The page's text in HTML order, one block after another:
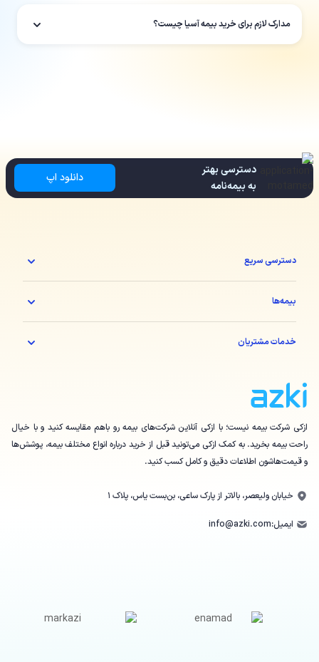
مدارک لازم برای خرید بیمه آسیا چیست؟
دسترسی بهتر
به بیمه‌نامه
دانلود اپ
ازکی شرکت بیمه نیست؛ با ازکی آنلاین شرکت‌های بیمه رو باهم مقایسه کنید و با خیال
راحت بیمه بخرید. به کمک ازکی می‌تونید قبل از خرید درباره انواع مختلف بیمه، پوشش‌ها
و قیمت‌هاشون اطلاعات دقیق و کامل کسب کنید.
خیابان ولیعصر، بالاتر از پارک ساعی، بن‌بست یاس، پلاک ۱
ایمیل:info@azki.com
دسترسی سریع
بیمه‌ها
خدمات مشتریان